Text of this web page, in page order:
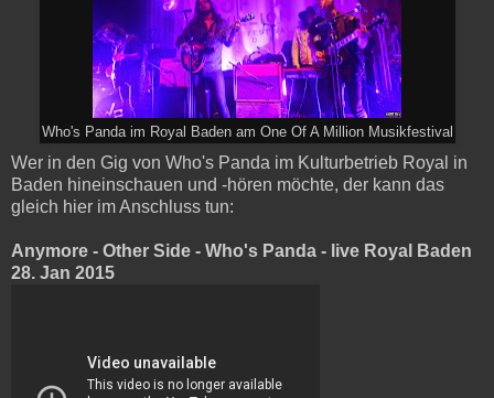
Who's Panda im Royal Baden am One Of A Million Musikfestival
Wer in den Gig von Who's Panda im Kulturbetrieb Royal in
Baden hineinschauen und -hören möchte, der kann das
gleich hier im Anschluss tun:
Anymore - Other Side - Who's Panda - live Royal Baden
28. Jan 2015